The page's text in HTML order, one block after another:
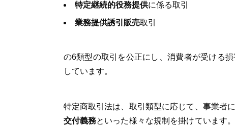
特定継続的役務提供に係る取引
業務提供誘引販売取引
の6類型の取引を公正にし、消費者が受ける
しています。
特定商取引法は、取引類型に応じて、事業者に
交付義務といった様々な規制を掛けています